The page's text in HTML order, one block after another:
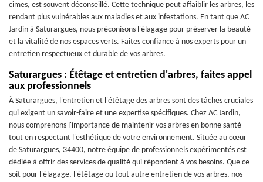
cimes, est souvent déconseillé. Cette technique peut affaiblir les arbres, les
rendant plus vulnérables aux maladies et aux infestations. En tant que AC
Jardin à Saturargues, nous préconisons l'élagage pour préserver la beauté
et la vitalité de nos espaces verts. Faites confiance à nos experts pour un
entretien respectueux et durable de vos arbres.
Saturargues : Étêtage et entretien d'arbres, faites appel
aux professionnels
À Saturargues, l'entretien et l'étêtage des arbres sont des tâches cruciales
qui exigent un savoir-faire et une expertise spécifiques. Chez AC Jardin,
nous comprenons l'importance de maintenir vos arbres en bonne santé
tout en respectant l'esthétique de votre environnement. Située au cœur
de Saturargues, 34400, notre équipe de professionnels expérimentés est
dédiée à offrir des services de qualité qui répondent à vos besoins. Que ce
soit pour l'élagage, l'étêtage ou tout autre entretien de vos arbres, nos